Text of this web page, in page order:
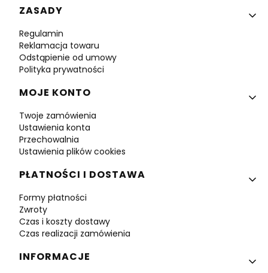
Linki w stopce
ZASADY
Regulamin
Reklamacja towaru
Odstąpienie od umowy
Polityka prywatności
MOJE KONTO
Twoje zamówienia
Ustawienia konta
Przechowalnia
Ustawienia plików cookies
PŁATNOŚCI I DOSTAWA
Formy płatności
Zwroty
Czas i koszty dostawy
Czas realizacji zamówienia
INFORMACJE